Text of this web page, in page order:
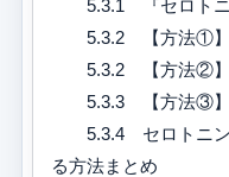
5.3.1 『セロトニ
5.3.2 【方法①】
5.3.2 【方法②】
5.3.3 【方法③】
5.3.4 セロトニン
る方法まとめ